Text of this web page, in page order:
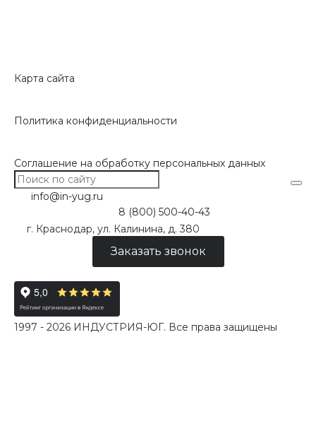
Карта сайта
Политика конфиденциальности
Соглашение на обработку персональных данных
info@in-yug.ru
8 (800) 500-40-43
г. Краснодар, ул. Калинина, д. 380
Заказать звонок
1997 - 2026 ИНДУСТРИЯ-ЮГ. Все права защищены